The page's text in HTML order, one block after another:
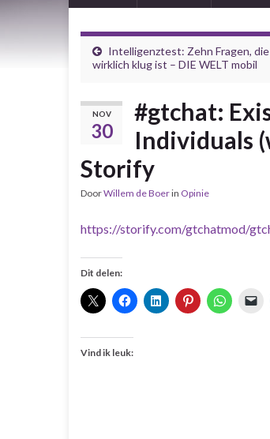
Intelligenztest: Zehn Fragen,
wirklich klug ist – DIE WELT mobil
NOV
30
#gtchat:
Individuals
Storify
DoorWillem de Boerin Opinie
https://storify.com/gtchatmod/
Dit delen:
Vind ik leuk: